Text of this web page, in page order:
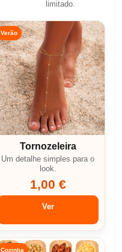
limitado.
Verão
Tornozeleira
Um detalhe simples para o
look.
1,00 €
Ver
Cozinha